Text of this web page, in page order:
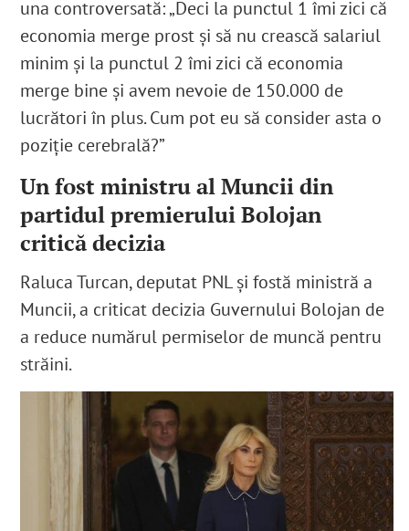
una controversată: „Deci la punctul 1 îmi zici că
economia merge prost și să nu crească salariul
minim și la punctul 2 îmi zici că economia
merge bine și avem nevoie de 150.000 de
lucrători în plus. Cum pot eu să consider asta o
poziție cerebrală?”
Un fost ministru al Muncii din
partidul premierului Bolojan
critică decizia
Raluca Turcan, deputat PNL și fostă ministră a
Muncii, a criticat decizia Guvernului Bolojan de
a reduce numărul permiselor de muncă pentru
străini.